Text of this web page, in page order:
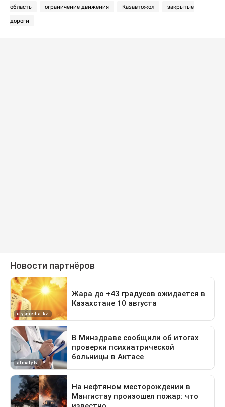
область ограничение движения Казавтожол закрытые
дороги